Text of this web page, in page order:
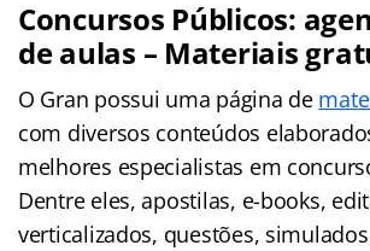
Concursos Públicos:
de aulas – Materiais
O Gran possui uma página de
com diversos conteúdos
melhores especialistas em
Dentre eles, apostilas, e-books,
verticalizados, questões,